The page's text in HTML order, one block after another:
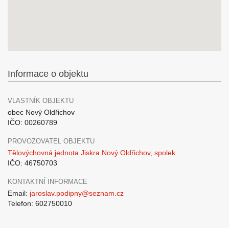
Informace o objektu
VLASTNÍK OBJEKTU
obec Nový Oldřichov
IČO: 00260789
PROVOZOVATEL OBJEKTU
Tělovýchovná jednota Jiskra Nový Oldřichov, spolek
IČO: 46750703
KONTAKTNÍ INFORMACE
Email: jaroslav.podipny@seznam.cz
Telefon: 602750010